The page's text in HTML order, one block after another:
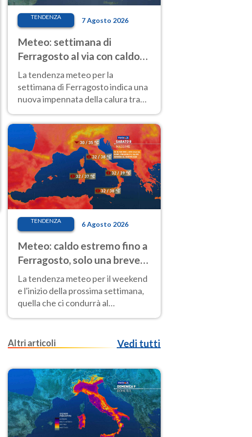
TENDENZA 7 Agosto 2026
Meteo: settimana di
Ferragosto al via con caldo
intenso e qualche temporale
La tendenza meteo per la
settimana di Ferragosto indica una
nuova impennata della calura tra
anche al Nord.
TENDENZA 6 Agosto 2026
Meteo: caldo estremo fino a
Ferragosto, solo una breve
pausa. Ecco dove
La tendenza meteo per il weekend
e l'inizio della prossima settimana,
quella che ci condurrà al
Ferragosto, vede ancora
Altri articoli
Vedi tutti